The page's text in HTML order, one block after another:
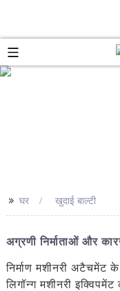
>> घर खुदाई बाल्टी
अग्रणी निर्माताओं और
निर्माण मशीनरी अटैचमेंट के
लिगॉन्ग मशीनरी